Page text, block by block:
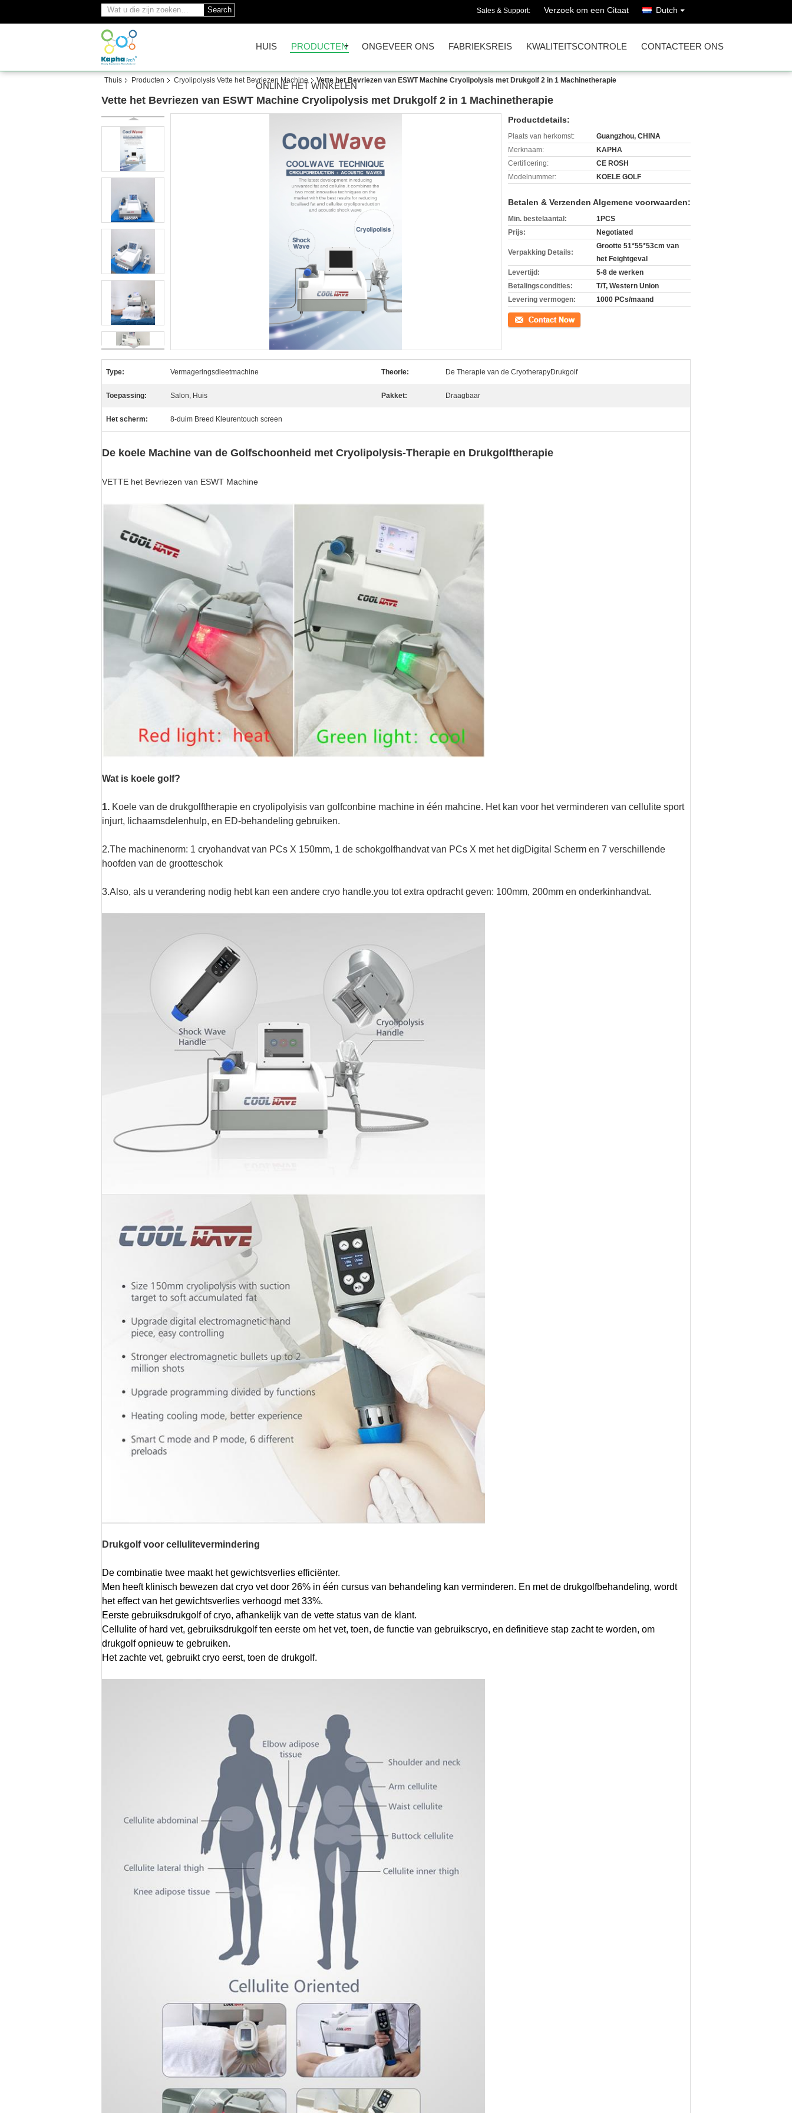
Search Sales & Support: Verzoek om een Citaat Dutch
HUIS PRODUCTEN ONGEVEER ONS FABRIEKSREIS KWALITEITSCONTROLE CONTACTEER ONS
ONLINE HET WINKELEN
Thuis Producten Cryolipolysis Vette het Bevriezen Machine Vette het Bevriezen van ESWT Machine Cryolipolysis met Drukgolf 2 in 1 Machinetherapie
Vette het Bevriezen van ESWT Machine Cryolipolysis met Drukgolf 2 in 1 Machinetherapie
Productdetails:
Plaats van herkomst:
Guangzhou, CHINA
Merknaam:
KAPHA
Certificering:
CE ROSH
Modelnummer:
KOELE GOLF
Betalen & Verzenden Algemene voorwaarden:
Min. bestelaantal:
1PCS
Prijs:
Negotiated
Verpakking Details:
Grootte 51*55*53cm van
het Feightgeval
Levertijd:
5-8 de werken
Betalingscondities:
T/T, Western Union
Levering vermogen:
1000 PCs/maand
Contact
Type: Vermageringsdieetmachine Theorie: De Therapie van de CryotherapyDrukgolf
Toepassing: Salon, Huis Pakket: Draagbaar
Het scherm: 8-duim Breed Kleurentouch screen
De koele Machine van de Golfschoonheid met Cryolipolysis-Therapie en Drukgolftherapie
VETTE het Bevriezen van ESWT Machine
Wat is koele golf?
1. Koele van de drukgolftherapie en cryolipolyisis van golfconbine machine in één mahcine. Het kan voor het verminderen van cellulite sport
injurt, lichaamsdelenhulp, en ED-behandeling gebruiken.
2.The machinenorm: 1 cryohandvat van PCs X 150mm, 1 de schokgolfhandvat van PCs X met het digDigital Scherm en 7 verschillende
hoofden van de grootteschok
3.Also, als u verandering nodig hebt kan een andere cryo handle.you tot extra opdracht geven: 100mm, 200mm en onderkinhandvat.
Drukgolf voor cellulitevermindering
De combinatie twee maakt het gewichtsverlies efficiënter.
Men heeft klinisch bewezen dat cryo vet door 26% in één cursus van behandeling kan verminderen. En met de drukgolfbehandeling, wordt
het effect van het gewichtsverlies verhoogd met 33%.
Eerste gebruiksdrukgolf of cryo, afhankelijk van de vette status van de klant.
Cellulite of hard vet, gebruiksdrukgolf ten eerste om het vet, toen, de functie van gebruikscryo, en definitieve stap zacht te worden, om
drukgolf opnieuw te gebruiken.
Het zachte vet, gebruikt cryo eerst, toen de drukgolf.